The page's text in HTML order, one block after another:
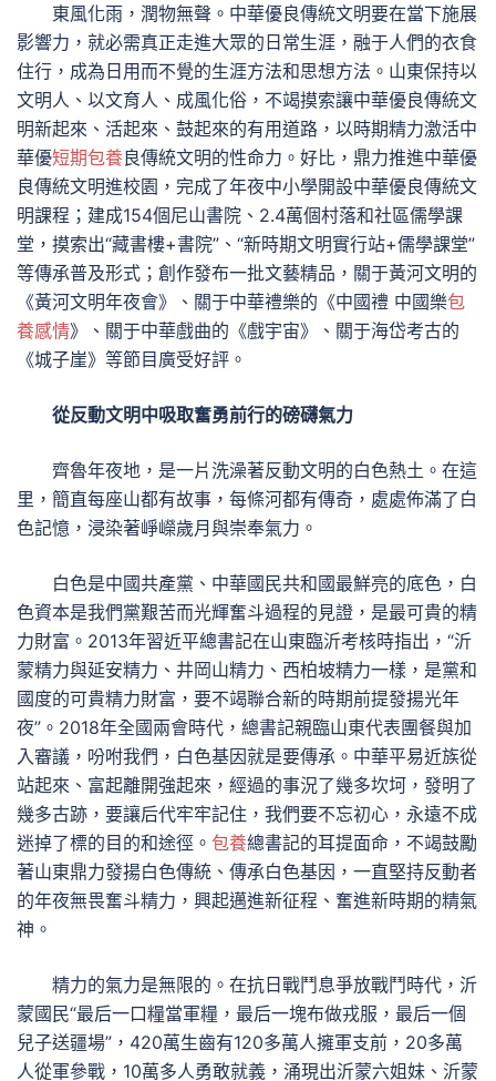
東風化雨，潤物無聲。中華優良傳統文明要在當下施展
影響力，就必需真正走進大眾的日常生涯，融于人們的衣食
住行，成為日用而不覺的生涯方法和思想方法。山東保持以
文明人、以文育人、成風化俗，不竭摸索讓中華優良傳統文
明新起來、活起來、鼓起來的有用道路，以時期精力激活中
華優短期包養良傳統文明的性命力。好比，鼎力推進中華優
良傳統文明進校園，完成了年夜中小學開設中華優良傳統文
明課程；建成154個尼山書院、2.4萬個村落和社區儒學課
堂，摸索出“藏書樓+書院”、“新時期文明實行站+儒學課堂”
等傳承普及形式；創作發布一批文藝精品，關于黃河文明的
《黃河文明年夜會》、關于中華禮樂的《中國禮 中國樂包
養感情》、關于中華戲曲的《戲宇宙》、關于海岱考古的
《城子崖》等節目廣受好評。
從反動文明中吸取奮勇前行的磅礴氣力
齊魯年夜地，是一片洗澡著反動文明的白色熱土。在這
里，簡直每座山都有故事，每條河都有傳奇，處處佈滿了白
色記憶，浸染著崢嶸歲月與崇奉氣力。
白色是中國共產黨、中華國民共和國最鮮亮的底色，白
色資本是我們黨艱苦而光輝奮斗過程的見證，是最可貴的精
力財富。2013年習近平總書記在山東臨沂考核時指出，“沂
蒙精力與延安精力、井岡山精力、西柏坡精力一樣，是黨和
國度的可貴精力財富，要不竭聯合新的時期前提發揚光年
夜”。2018年全國兩會時代，總書記親臨山東代表團餐與加
入審議，吩咐我們，白色基因就是要傳承。中華平易近族從
站起來、富起離開強起來，經過的事況了幾多坎坷，發明了
幾多古跡，要讓后代牢牢記住，我們要不忘初心，永遠不成
迷掉了標的目的和途徑。 包養總書記的耳提面命，不竭鼓勵
著山東鼎力發揚白色傳統、傳承白色基因，一直堅持反動者
的年夜無畏奮斗精力，興起邁進新征程、奮進新時期的精氣
神。
精力的氣力是無限的。在抗日戰鬥息爭放戰鬥時代，沂
蒙國民“最后一口糧當軍糧，最后一塊布做戎服，最后一個
兒子送疆場”，420萬生齒有120多萬人擁軍支前，20多萬
人從軍參戰，10萬多人勇敢就義，涌現出沂蒙六姐妹、沂蒙